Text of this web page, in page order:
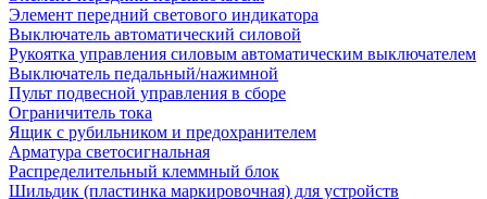
Элемент передний светового индикатора
Выключатель автоматический силовой
Рукоятка управления силовым автоматическим выключателем
Выключатель педальный/нажимной
Пульт подвесной управления в сборе
Ограничитель тока
Ящик с рубильником и предохранителем
Арматура светосигнальная
Распределительный клеммный блок
Шильдик (пластинка маркировочная) для устройств